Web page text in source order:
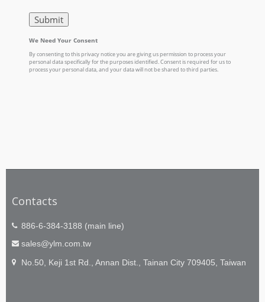
Contacts
886-6-384-3188 (main line)
sales@ylm.com.tw
No.50, Keji 1st Rd., Annan Dist., Tainan City 709405, Taiwan